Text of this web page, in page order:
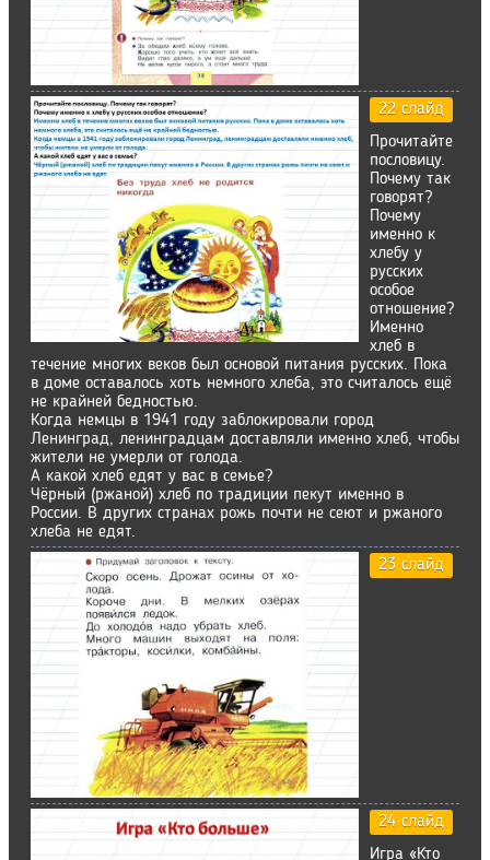
22 слайд
Прочитайте
пословицу.
Почему так
говорят?
Почему
именно к
хлебу у
русских
особое
отношение?
Именно
хлеб в
течение многих веков был основой питания русских. Пока
в доме оставалось хоть немного хлеба, это считалось ещё
не крайней бедностью.
Когда немцы в 1941 году заблокировали город
Ленинград, ленинградцам доставляли именно хлеб, чтобы
жители не умерли от голода.
А какой хлеб едят у вас в семье?
Чёрный (ржаной) хлеб по традиции пекут именно в
России. В других странах рожь почти не сеют и ржаного
хлеба не едят.
23 слайд
24 слайд
Игра «Кто